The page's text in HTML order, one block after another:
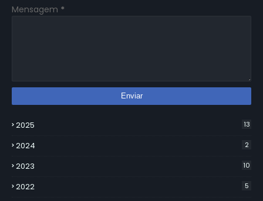
Mensagem *
2025 13
2024 2
2023 10
2022 5